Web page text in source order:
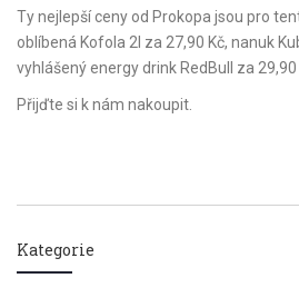
Ty nejlepší ceny od Prokopa jsou pro
oblíbená Kofola 2l za 27,90 Kč, nanuk
vyhlášený energy drink RedBull za 29,90
Přijďte si k nám nakoupit.
Kategorie